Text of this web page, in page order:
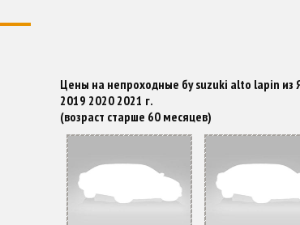
Цены на непроходные бу suzuki alto lapin из
2019 2020 2021 г.
(возраст старше 60 месяцев)